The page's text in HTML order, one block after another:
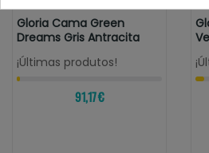
Gloria Cama Green
Dreams Gris Antracita
¡Últimas produtos!
91,17 €